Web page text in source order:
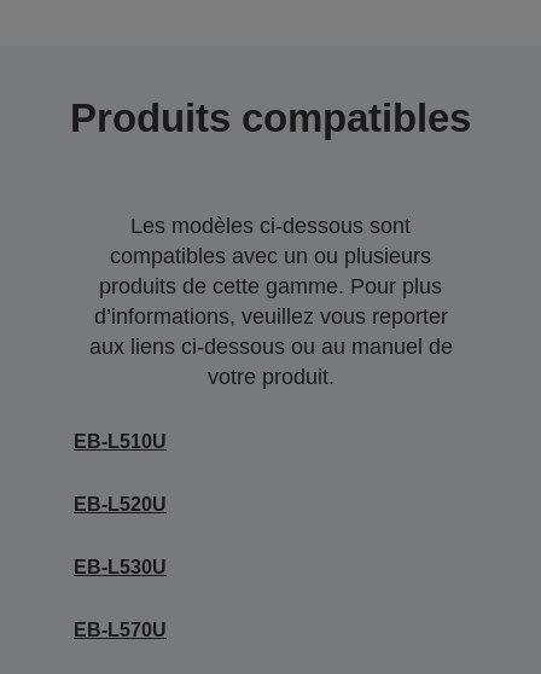
Produits compatibles
Les modèles ci-dessous sont
compatibles avec un ou plusieurs
produits de cette gamme. Pour plus
d’informations, veuillez vous reporter
aux liens ci-dessous ou au manuel de
votre produit.
EB-L510U
EB-L520U
EB-L530U
EB-L570U